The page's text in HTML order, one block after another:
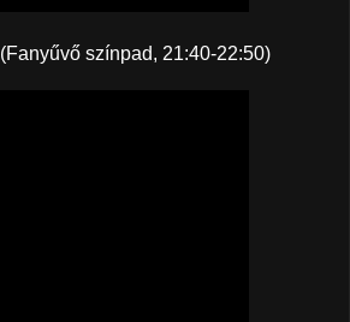
(Fanyűvő színpad, 21:40-22:50)